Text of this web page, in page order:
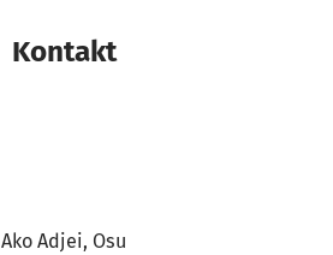
Kontakt
Ako Adjei, Osu